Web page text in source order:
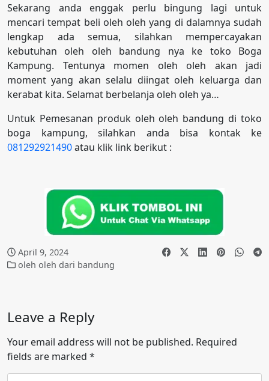
Sekarang anda enggak perlu bingung lagi untuk
mencari tempat beli oleh oleh yang di dalamnya sudah
lengkap ada semua, silahkan mempercayakan
kebutuhan oleh oleh bandung nya ke toko Boga
Kampung. Tentunya momen oleh oleh akan jadi
moment yang akan selalu diingat oleh keluarga dan
kerabat kita. Selamat berbelanja oleh oleh ya…
Untuk Pemesanan produk oleh oleh bandung di toko
boga kampung, silahkan anda bisa kontak ke
081292921490atau klik link berikut :
April 9, 2024
oleh oleh dari bandung
Leave a Reply
Your email address will not be published. Required
fields are marked *